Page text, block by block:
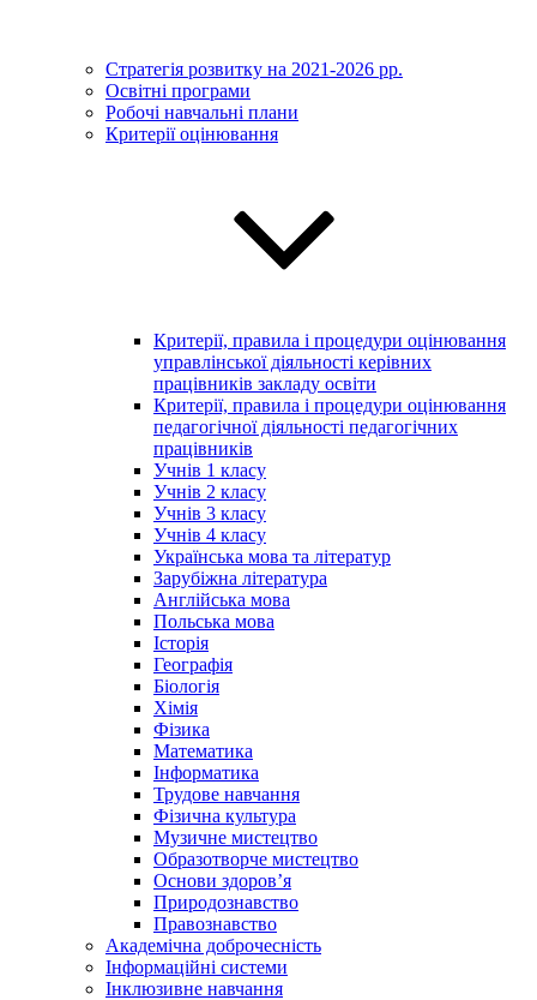
Стратегія розвитку на 2021-2026 рр.
Освітні програми
Робочі навчальні плани
Критерії оцінювання
Критерії, правила і процедури оцінювання
управлінської діяльності керівних
працівників закладу освіти
Критерії, правила і процедури оцінювання
педагогічної діяльності педагогічних
працівників
Учнів 1 класу
Учнів 2 класу
Учнів 3 класу
Учнів 4 класу
Українська мова та літератур
Зарубіжна література
Англійська мова
Польська мова
Історія
Географія
Біологія
Хімія
Фізика
Математика
Інформатика
Трудове навчання
Фізична культура
Музичне мистецтво
Образотворче мистецтво
Основи здоров’я
Природознавство
Правознавство
Академічна доброчесність
Інформаційні системи
Інклюзивне навчання